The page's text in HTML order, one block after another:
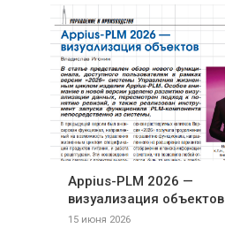
Appius-PLM 2026 —
визуализация объектов
15 июня 2026